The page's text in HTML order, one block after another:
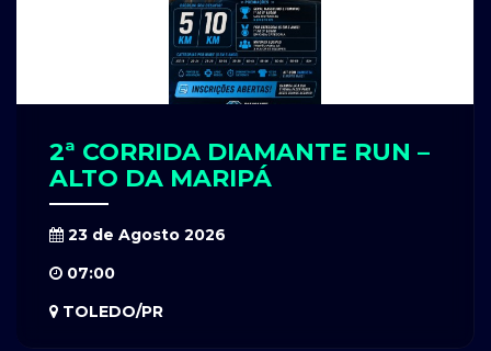
2ª CORRIDA DIAMANTE RUN –
ALTO DA MARIPÁ
23 de Agosto 2026
07:00
TOLEDO/PR